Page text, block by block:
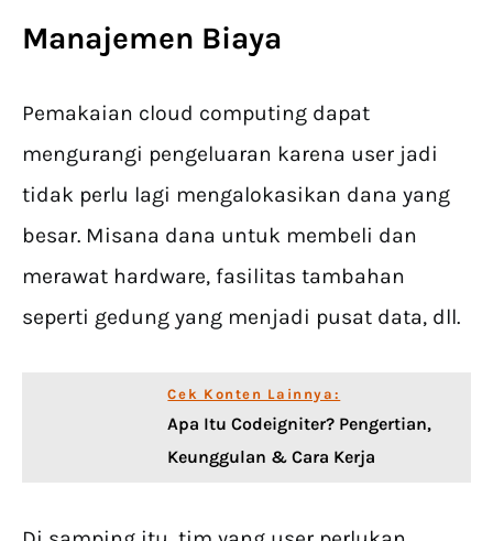
Manajemen Biaya
Pemakaian cloud computing dapat
mengurangi pengeluaran karena user jadi
tidak perlu lagi mengalokasikan dana yang
besar. Misana dana untuk membeli dan
merawat hardware, fasilitas tambahan
seperti gedung yang menjadi pusat data, dll.
Cek Konten Lainnya:
Apa Itu Codeigniter? Pengertian,
Keunggulan & Cara Kerja